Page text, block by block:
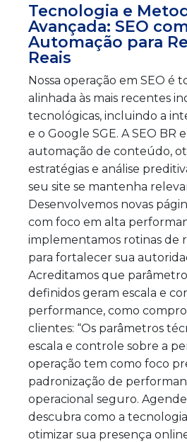
Tecnologia e
Avançada: SEO
Automação para
Reais
Nossa operação em SEO é
alinhada às mais recentes
tecnológicas, incluindo a
e o Google SGE. A SEO BR
automação de conteúdo,
estratégias e análise
seu site se mantenha
Desenvolvemos novas
com foco em alta
implementamos rotinas de
para fortalecer sua
Acreditamos que
definidos geram escala e
performance, como
clientes: “Os parâmetros
escala e controle sobre a
operação tem como foco
padronização de
operacional seguro.
descubra como a
otimizar sua presença